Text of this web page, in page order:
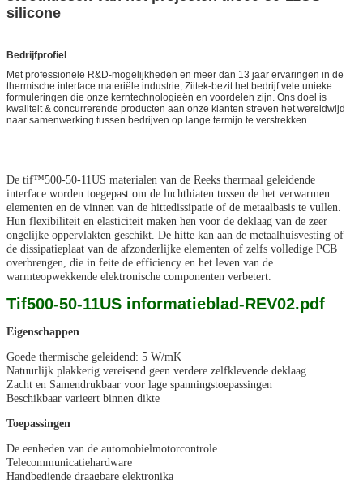
silicone
Bedrijfprofiel
Met professionele R&D-mogelijkheden en meer dan 13 jaar ervaringen in de
thermische interface materiële industrie, Ziitek-bezit het bedrijf vele unieke
formuleringen die onze kerntechnologieën en voordelen zijn. Ons doel is
kwaliteit & concurrerende producten aan onze klanten streven het wereldwijd
naar samenwerking tussen bedrijven op lange termijn te verstrekken.
De tif™500-50-11US materialen van de Reeks thermaal geleidende
interface worden toegepast om de luchthiaten tussen de het verwarmen
elementen en de vinnen van de hittedissipatie of de metaalbasis te vullen.
Hun flexibiliteit en elasticiteit maken hen voor de deklaag van de zeer
ongelijke oppervlakten geschikt. De hitte kan aan de metaalhuisvesting of
de dissipatieplaat van de afzonderlijke elementen of zelfs volledige PCB
overbrengen, die in feite de efficiency en het leven van de
warmteopwekkende elektronische componenten verbetert.
Tif500-50-11US informatieblad-REV02.pdf
Eigenschappen
Goede thermische geleidend: 5 W/mK
Natuurlijk plakkerig vereisend geen verdere zelfklevende deklaag
Zacht en Samendrukbaar voor lage spanningstoepassingen
Beschikbaar varieert binnen dikte
Toepassingen
De eenheden van de automobielmotorcontrole
Telecommunicatiehardware
Handbediende draagbare elektronika